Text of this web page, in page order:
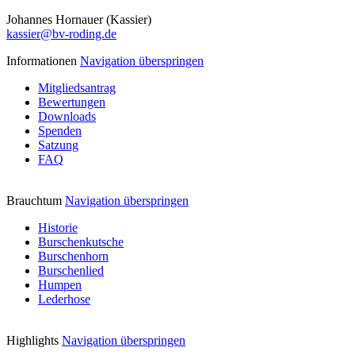
Johannes Hornauer (Kassier)
kassier@bv-roding.de
Informationen Navigation überspringen
Mitgliedsantrag
Bewertungen
Downloads
Spenden
Satzung
FAQ
Brauchtum Navigation überspringen
Historie
Burschenkutsche
Burschenhorn
Burschenlied
Humpen
Lederhose
Highlights Navigation überspringen